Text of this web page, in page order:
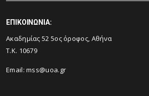
ΕΠΙΚΟΙΝΩΝΙΑ:
Ακαδημίας 52 5ος όροφος, Αθήνα
Τ.Κ. 10679
Email: mss@uoa.gr